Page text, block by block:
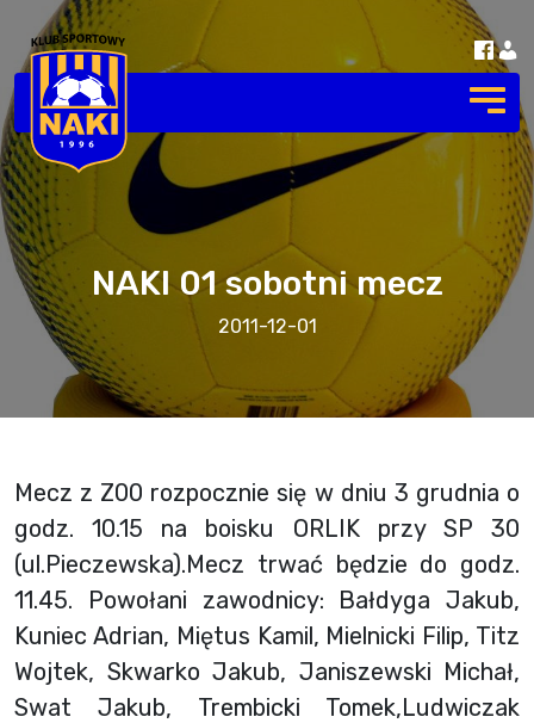
NAKI 01 sobotni mecz
2011-12-01
Mecz z Z00 rozpocznie się w dniu 3 grudnia o
godz. 10.15 na boisku ORLIK przy SP 30
(ul.Pieczewska).Mecz trwać będzie do godz.
11.45. Powołani zawodnicy: Bałdyga Jakub,
Kuniec Adrian, Miętus Kamil, Mielnicki Filip, Titz
Wojtek, Skwarko Jakub, Janiszewski Michał,
Swat Jakub, Trembicki Tomek,Ludwiczak